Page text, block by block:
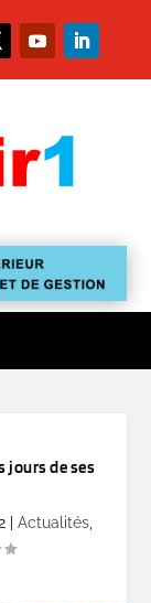
jours de ses
| Actualités,